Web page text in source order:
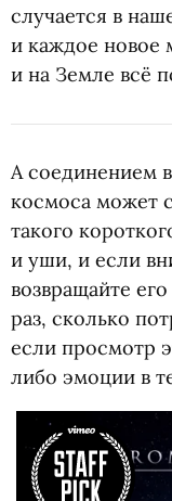
случается в
и каждое новое
и на Земле всё
А соединением
космоса может
такого
и уши, и если
возвращайте
раз, сколько
если просмотр
либо эмоции в